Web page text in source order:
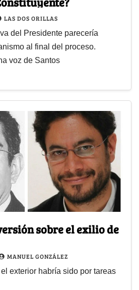
LAS DOS ORILLAS
del Presidente parecería
al final del proceso.
voz de Santos
sobre el exilio de
MANUEL GONZÁLEZ
exterior habría sido por tareas